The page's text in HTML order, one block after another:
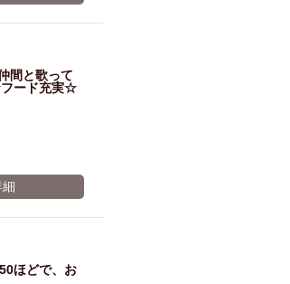
間と歌って
フード充実☆
細
ほどで、お